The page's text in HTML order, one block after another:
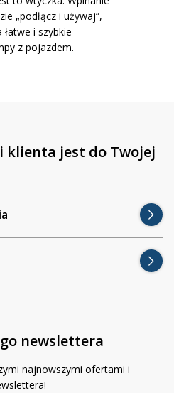
„podłącz i używaj”,
i szybkie
z pojazdem.
klienta jest do Twojej
newslettera
najnowszymi ofertami i